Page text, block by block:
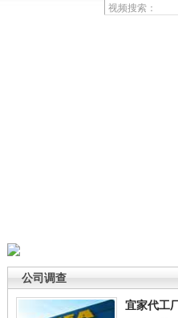
公司调查
宜家代工